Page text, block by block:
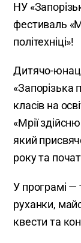
НУ
фестиваль
політехніці»!
Дитячо-
«Запорізька
класів на
«Мрії
який
року та
У програмі —
руханки,
квести та